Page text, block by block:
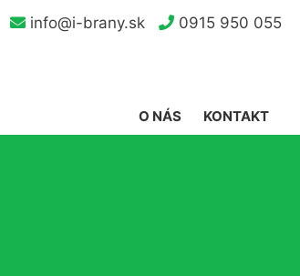
info@i-brany.sk 0915 950 055
KONTAKT
O NÁS